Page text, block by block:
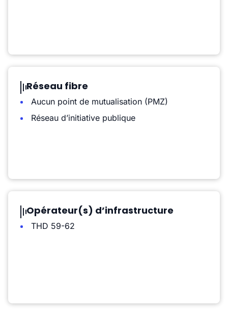
Réseau fibre
Aucun point de mutualisation (PMZ)
Réseau d’initiative publique
Opérateur(s) d’infrastructure
THD 59-62